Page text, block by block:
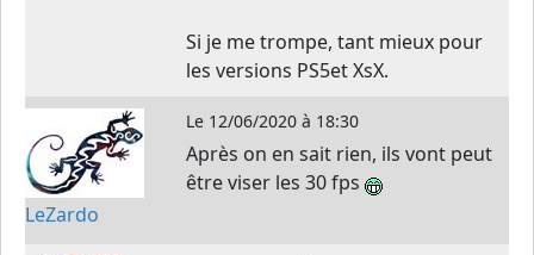
Si je me trompe, tant mieux pour
les versions PS5et XsX.
LeZardo
Le 12/06/2020 à 18:30
Après on en sait rien, ils vont peut
être viser les 30 fps